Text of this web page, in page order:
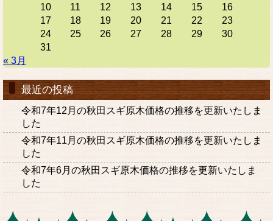
10
11 12 13 14 15
16
17
18 19 20 21 22
23
24
25 26 27 28 29
30
31
« 3月
最近の投稿
令和7年12月の秋田スギ原木価格の推移を更新いたしま
した
令和7年11月の秋田スギ原木価格の推移を更新いたしま
した
令和7年6月の秋田スギ原木価格の推移を更新いたしま
した